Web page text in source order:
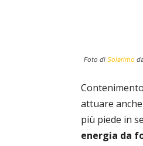
Foto di Solarimo
attuare
più piede in
energia da